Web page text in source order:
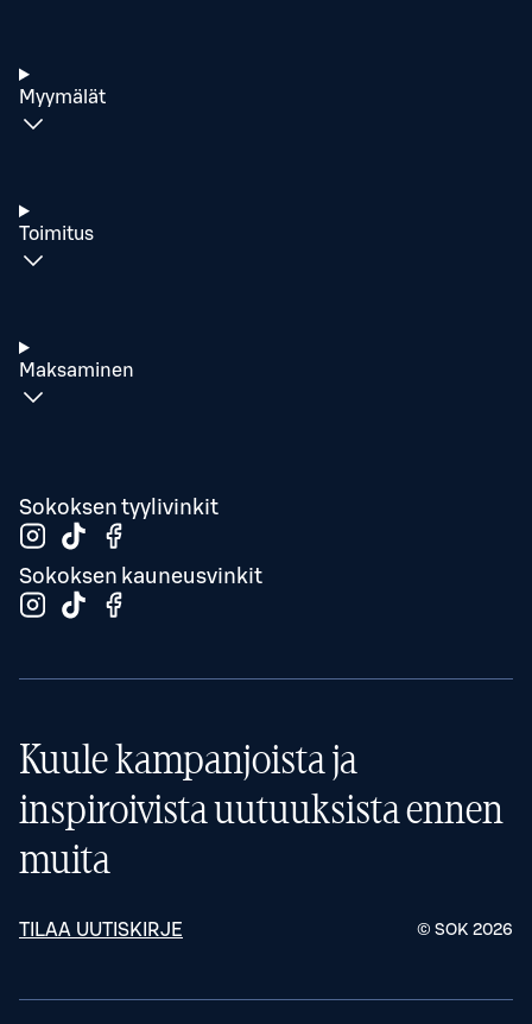
Myymälät
Toimitus
Maksaminen
Sokoksen tyylivinkit
Sokoksen kauneusvinkit
Kuule kampanjoista ja
inspiroivista uutuuksista ennen
muita
TILAA UUTISKIRJE © SOK 2026